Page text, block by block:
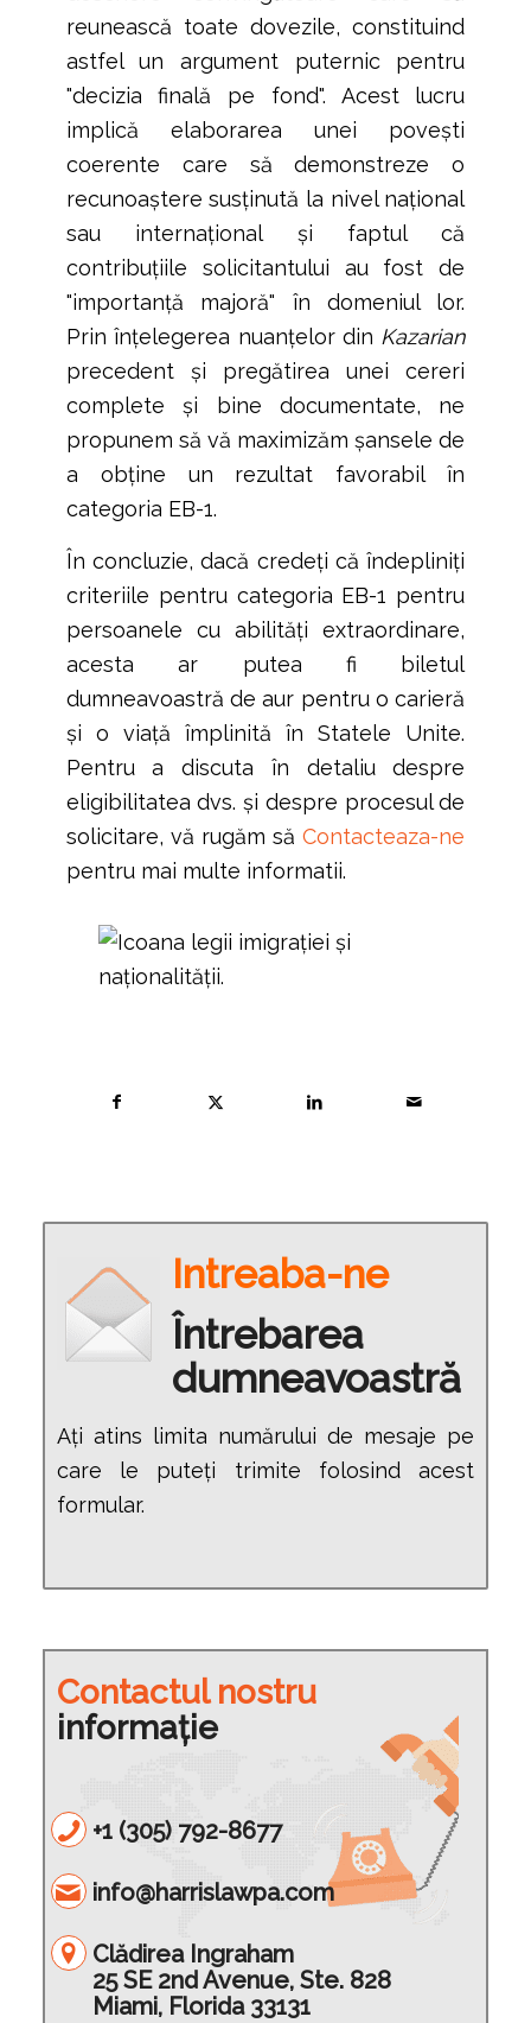
reunească toate dovezile, constituind
astfel un argument puternic pentru
"decizia finală pe fond". Acest lucru
implică elaborarea unei povești
coerente care să demonstreze o
recunoaștere susținută la nivel național
sau internațional și faptul că
contribuțiile solicitantului au fost de
"importanță majoră" în domeniul lor.
Prin înțelegerea nuanțelor din Kazarian
precedent și pregătirea unei cereri
complete și bine documentate, ne
propunem să vă maximizăm șansele de
a obține un rezultat favorabil în
categoria EB-1.
În concluzie, dacă credeți că îndepliniți
criteriile pentru categoria EB-1 pentru
persoanele cu abilități extraordinare,
acesta ar putea fi biletul
dumneavoastră de aur pentru o carieră
și o viață împlinită în Statele Unite.
Pentru a discuta în detaliu despre
eligibilitatea dvs. și despre procesul de
solicitare, vă rugăm săContacteaza-ne
pentru mai multe informatii.
Intreaba-ne
Întrebarea
dumneavoastră
Ați atins limita numărului de mesaje pe
care le puteți trimite folosind acest
formular.
Contactul nostru
informație
+1 (305) 792-8677
info@harrislawpa.com
Clădirea Ingraham
25 SE 2nd Avenue, Ste. 828
Miami, Florida 33131